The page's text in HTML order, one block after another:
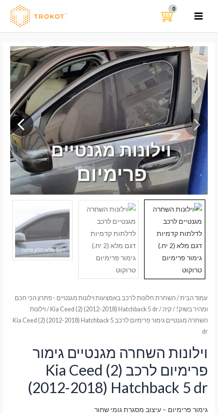
MAIN
עמוד הבית/השחרת חלונות לרכב באמצעות וילונות מגנטיים - פתרון הכי חכם
ומהיר בשוק! / קיה /
Kia Ceed (2) (2012-2018) Hatchback 5 dr / וילונות
השחרה מגנטיים גימור פרימיום לרכב Kia Ceed (2) (2012-2018) Hatchback 5
dr
וילונות השחרה מגנטיים גימור
פרימיום לרכב Kia Ceed (2)
(2012-2018) Hatchback 5 dr
גימור פרימיום – עיצוב מסגרת גומי שחור